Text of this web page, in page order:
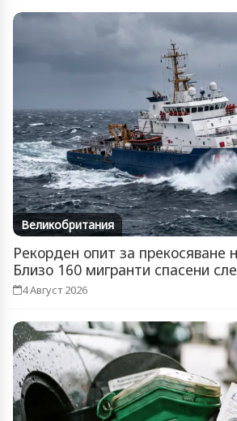
Великобритания
Рекорден опит за
Близо 160 мигранти спасени
4 Август 2026